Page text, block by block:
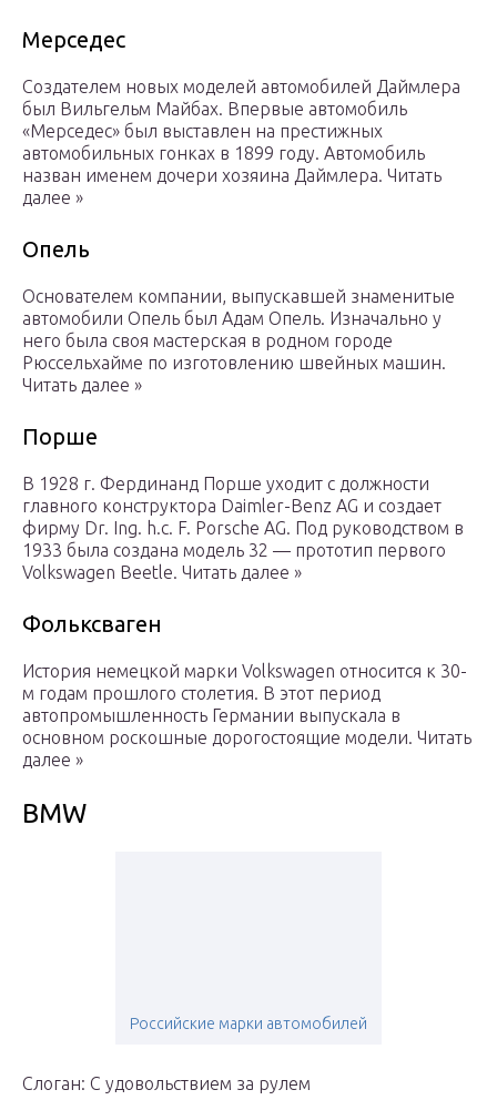
Мерседес
Создателем новых моделей автомобилей Даймлера
был Вильгельм Майбах. Впервые автомобиль
«Мерседес» был выставлен на престижных
автомобильных гонках в 1899 году. Автомобиль
назван именем дочери хозяина Даймлера. Читать
далее »
Опель
Основателем компании, выпускавшей знаменитые
автомобили Опель был Адам Опель. Изначально у
него была своя мастерская в родном городе
Рюссельхайме по изготовлению швейных машин.
Читать далее »
Порше
В 1928 г. Фердинанд Порше уходит с должности
главного конструктора Daimler-Benz AG и создает
фирму Dr. Ing. h.c. F. Porsche AG. Под руководством в
1933 была создана модель 32 — прототип первого
Volkswagen Beetle. Читать далее »
Фольксваген
История немецкой марки Volkswagen относится к 30-
м годам прошлого столетия. В этот период
автопромышленность Германии выпускала в
основном роскошные дорогостоящие модели. Читать
далее »
BMW
Российские марки автомобилей
Слоган: С удовольствием за рулем